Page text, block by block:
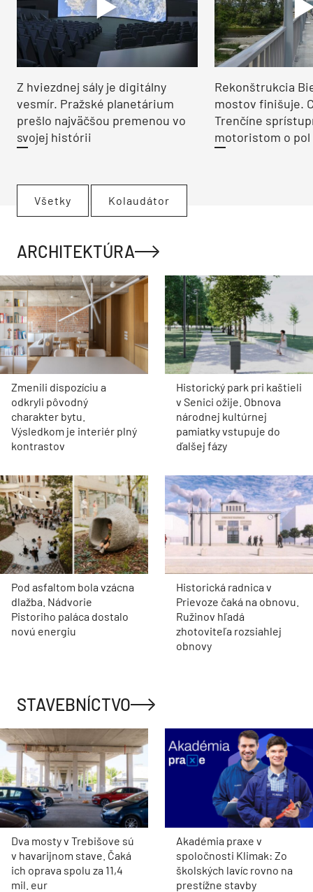
Z hviezdnej sály je digitálny
vesmír. Pražské planetárium
prešlo najväčšou premenou vo
svojej histórii
Rekonštrukcia
mostov finišuje.
Trenčíne
motoristom o pol
Všetky Kolaudátor
ARCHITEKTÚRA
Zmenili dispozíciu a
odkryli pôvodný
charakter bytu.
Výsledkom je interiér plný
kontrastov
Historický park pri kaštieli
v Senici ožije. Obnova
národnej kultúrnej
pamiatky vstupuje do
ďalšej fázy
Pod asfaltom bola vzácna
dlažba. Nádvorie
Pistoriho paláca dostalo
novú energiu
Historická radnica v
Prievoze čaká na obnovu.
Ružinov hľadá
zhotoviteľa rozsiahlej
obnovy
STAVEBNÍCTVO
Dva mosty v Trebišove sú
v havarijnom stave. Čaká
ich oprava spolu za 11,4
mil. eur
Akadémia praxe v
spoločnosti Klimak: Zo
školských lavíc rovno na
prestížne stavby